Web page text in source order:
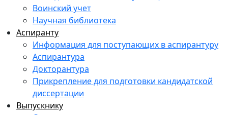
Воинский учет
Научная библиотека
Аспиранту
Информация для поступающих в аспирантуру
Аспирантура
Докторантура
Прикрепление для подготовки кандидатской
диссертации
Выпускнику